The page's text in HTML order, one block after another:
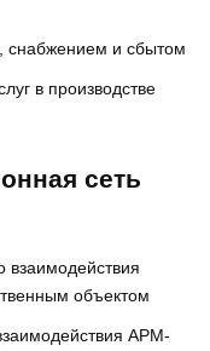
снабжением и сбытом
в производстве
сеть
взаимодействия
объектом
АРМ-